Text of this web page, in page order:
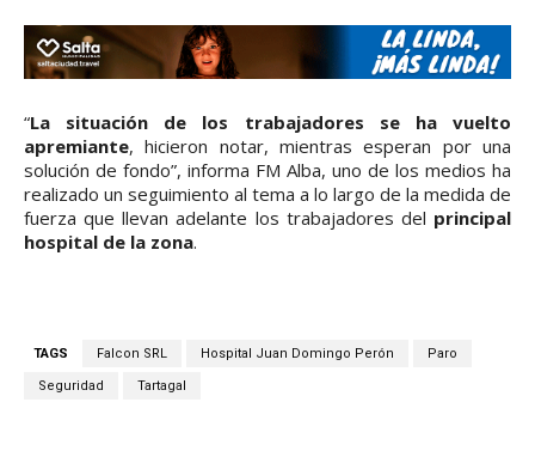
“La situación de los trabajadores se ha vuelto
apremiante, hicieron notar, mientras esperan por una
solución de fondo”, informa FM Alba, uno de los medios ha
realizado un seguimiento al tema a lo largo de la medida de
fuerza que llevan adelante los trabajadores del principal
hospital de la zona.
TAGS Falcon SRL Hospital Juan Domingo Perón Paro
Seguridad Tartagal